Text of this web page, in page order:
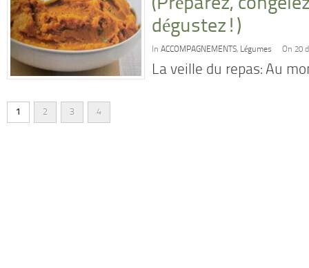
(Préparez,
dégustez!)
In ACCOMPAGNEMENTS, Légumes On 20
La veille du repas: Au
1 2 3 4